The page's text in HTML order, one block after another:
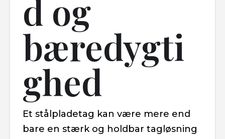
d og
bæredygti
ghed
Et stålpladetag kan være mere end
bare en stærk og holdbar tagløsning